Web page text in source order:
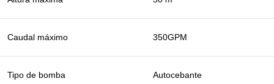
Caudal máximo 350GPM
Tipo de bomba Autocebante